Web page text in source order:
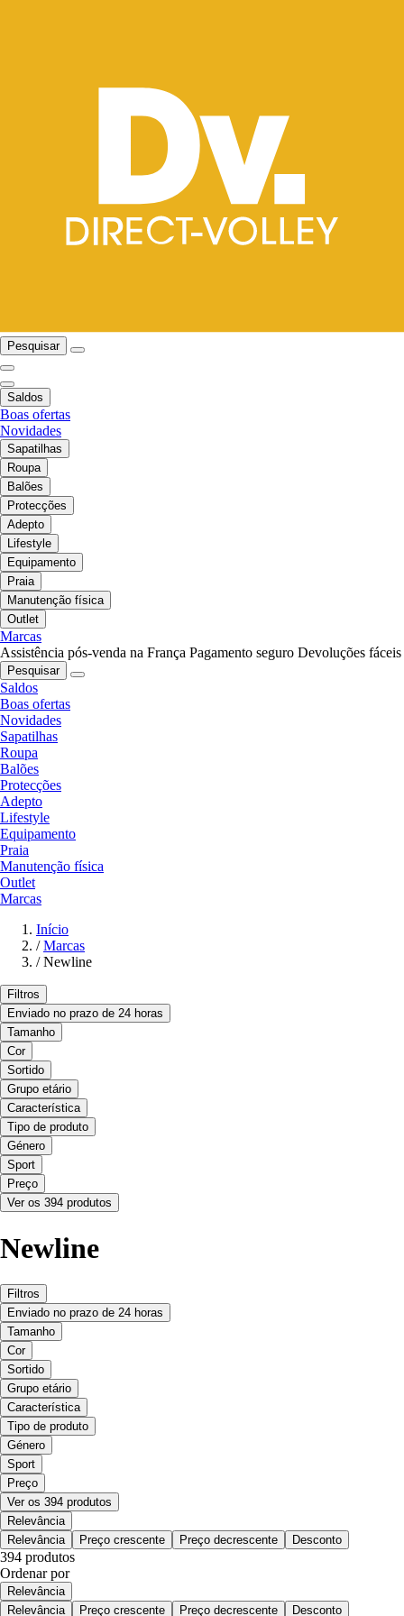
Pesquisar
Saldos
Boas ofertas
Novidades
Sapatilhas
Roupa
Balões
Protecções
Adepto
Lifestyle
Equipamento
Praia
Manutenção física
Outlet
Marcas
Assistência pós-venda na França Pagamento seguro Devoluções fáceis
Pesquisar
Saldos
Boas ofertas
Novidades
Sapatilhas
Roupa
Balões
Protecções
Adepto
Lifestyle
Equipamento
Praia
Manutenção física
Outlet
Marcas
Início
/ Marcas
/ Newline
Filtros
Enviado no prazo de 24 horas
Tamanho
Cor
Sortido
Grupo etário
Característica
Tipo de produto
Género
Sport
Preço
Ver os 394 produtos
Newline
Filtros
Enviado no prazo de 24 horas
Tamanho
Cor
Sortido
Grupo etário
Característica
Tipo de produto
Género
Sport
Preço
Ver os 394 produtos
Relevância
Relevância
Preço crescente Preço decrescente Desconto
394 produtos
Ordenar por
Relevância
Relevância
Preço crescente Preço decrescente Desconto